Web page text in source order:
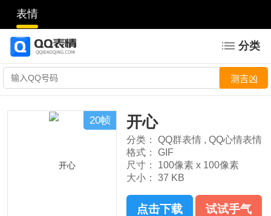
表情
分类
20帧 开心
分类： QQ群表情 , QQ心情表情
格式：
GIF
尺寸：
100像素 x 100像素
大小：
37 KB
点击下载 试试手气